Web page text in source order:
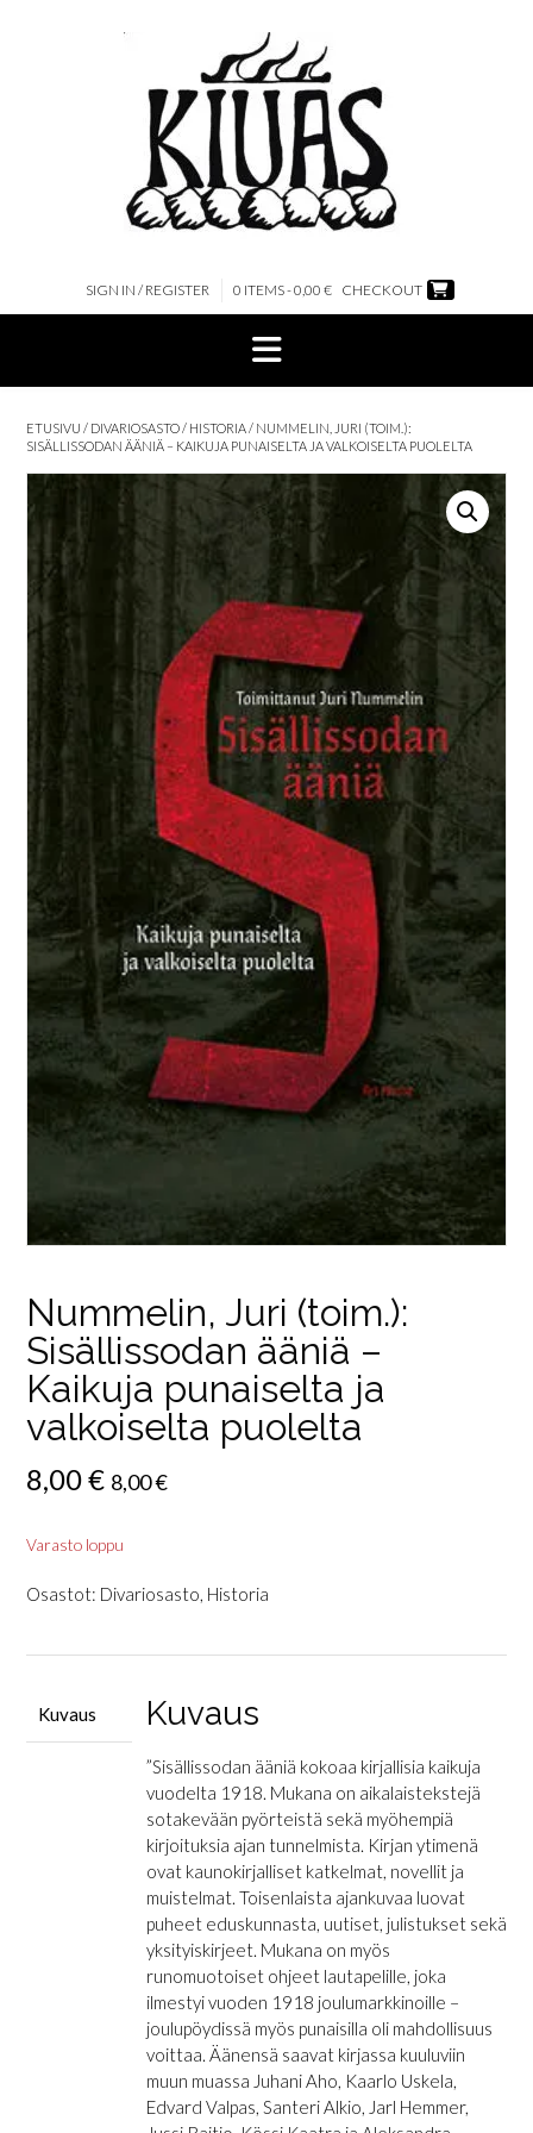
SIGN IN / REGISTER 0 ITEMS - 0,00 € CHECKOUT
ETUSIVU / DIVARIOSASTO/ HISTORIA/ NUMMELIN, JURI (TOIM.):
SISÄLLISSODAN ÄÄNIÄ – KAIKUJA PUNAISELTA JA VALKOISELTA PUOLELTA
Nummelin, Juri (toim.):
Sisällissodan ääniä –
Kaikuja punaiselta ja
valkoiselta puolelta
8,00€ 8,00€
Varasto loppu
Osastot: Divariosasto, Historia
Kuvaus Kuvaus
”Sisällissodan ääniä kokoaa kirjallisia kaikuja
vuodelta 1918. Mukana on aikalaistekstejä
sotakevään pyörteistä sekä myöhempiä
kirjoituksia ajan tunnelmista. Kirjan ytimenä
ovat kaunokirjalliset katkelmat, novellit ja
muistelmat. Toisenlaista ajankuvaa luovat
puheet eduskunnasta, uutiset, julistukset sekä
yksityiskirjeet. Mukana on myös
runomuotoiset ohjeet lautapelille, joka
ilmestyi vuoden 1918 joulumarkkinoille –
joulupöydissä myös punaisilla oli mahdollisuus
voittaa. Äänensä saavat kirjassa kuuluviin
muun muassa Juhani Aho, Kaarlo Uskela,
Edvard Valpas, Santeri Alkio, Jarl Hemmer,